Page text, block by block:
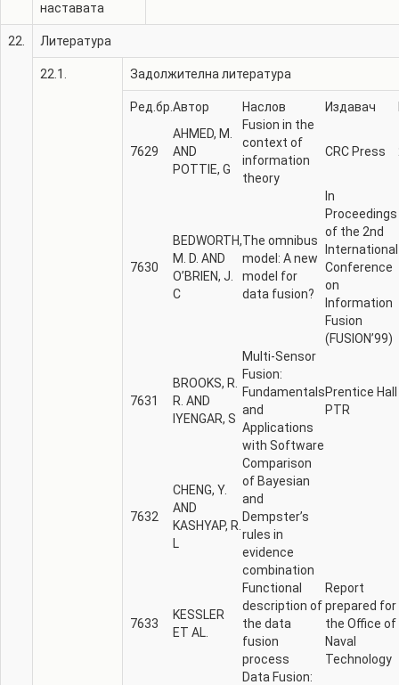
наставата
22. Литература
22.1. Задолжителна литература
Ред.бр. Автор Наслов Издавач
7629
AHMED, M.
AND
POTTIE, G
Fusion in the
context of
information
theory
CRC Press
7630
BEDWORTH,
M. D. AND
O’BRIEN, J.
C
The omnibus
model: A new
model for
data fusion?
In
Proceedings
of the 2nd
International
Conference
on
Information
Fusion
(FUSION’99)
7631
BROOKS, R.
R. AND
IYENGAR, S
Multi-Sensor
Fusion:
Fundamentals
and
Applications
with Software
Prentice Hall
PTR
7632
CHENG, Y.
AND
KASHYAP, R.
L
Comparison
of Bayesian
and
Dempster’s
rules in
evidence
combination
7633
KESSLER
ET AL.
Functional
description of
the data
fusion
process
Report
prepared for
the Office of
Naval
Technology
Data Fusion: